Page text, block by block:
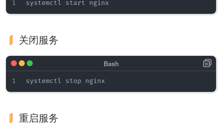
关闭服务
重启服务